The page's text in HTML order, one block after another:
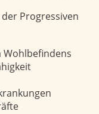
Progressiven